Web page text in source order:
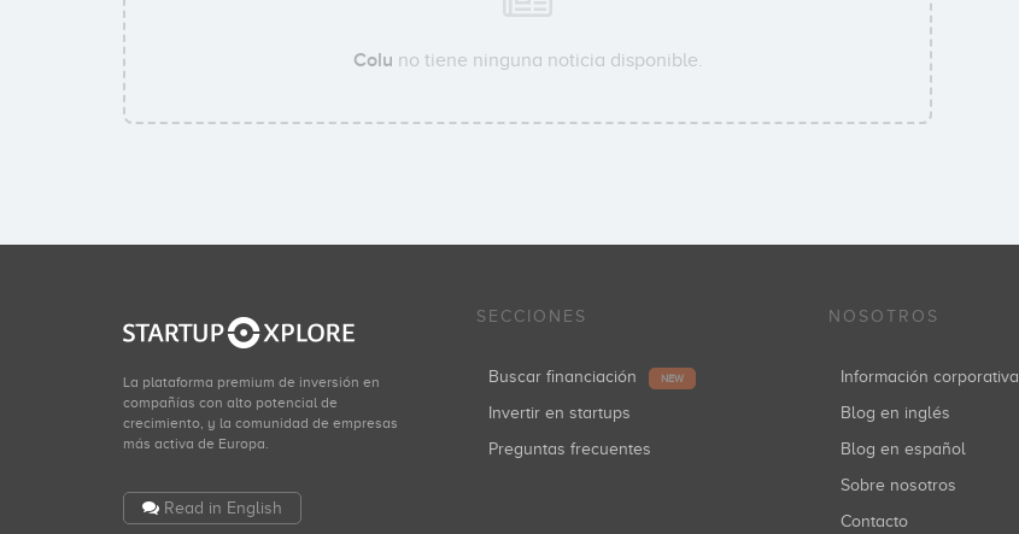
Colu no tiene ninguna noticia disponible.
La plataforma premium de inversión en
compañías con alto potencial de
crecimiento, y la comunidad de empresas
más activa de Europa.
Read in English
SECCIONES
Buscar financiación NEW
Invertir en startups
Preguntas frecuentes
NOSOTROS
Información corporativa
Blog en inglés
Blog en español
Sobre nosotros
Contacto